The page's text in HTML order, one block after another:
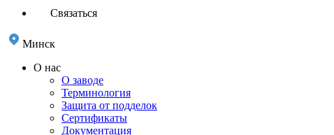
Связаться
Минск
О нас
О заводе
Терминология
Защита от подделок
Сертификаты
Документация